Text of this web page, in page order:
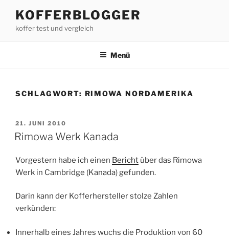
Inhalt
springen
KOFFERBLOGGER
koffer test und vergleich
Menü
SCHLAGWORT: RIMOWA NORDAMERIKA
VERÖFFENTLICHT
AM
21. JUNI 2010
Rimowa Werk Kanada
Vorgestern habe ich einen Bericht über das Rimowa
Werk in Cambridge (Kanada) gefunden.
Darin kann der Kofferhersteller stolze Zahlen
verkünden:
Innerhalb eines Jahres wuchs die Produktion von 60